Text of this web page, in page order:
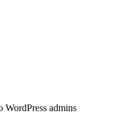
WordPress admins